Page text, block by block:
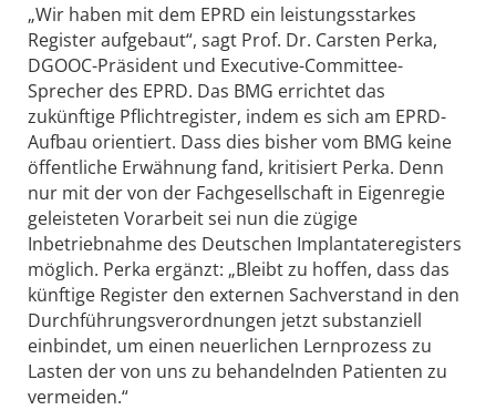
„Wir haben mit dem EPRD ein leistungsstarkes
Register aufgebaut“, sagt Prof. Dr. Carsten Perka,
DGOOC-Präsident und Executive-Committee-
Sprecher des EPRD. Das BMG errichtet das
zukünftige Pflichtregister, indem es sich am EPRD-
Aufbau orientiert. Dass dies bisher vom BMG keine
öffentliche Erwähnung fand, kritisiert Perka. Denn
nur mit der von der Fachgesellschaft in Eigenregie
geleisteten Vorarbeit sei nun die zügige
Inbetriebnahme des Deutschen Implantateregisters
möglich. Perka ergänzt: „Bleibt zu hoffen, dass das
künftige Register den externen Sachverstand in den
Durchführungsverordnungen jetzt substanziell
einbindet, um einen neuerlichen Lernprozess zu
Lasten der von uns zu behandelnden Patienten zu
vermeiden.“